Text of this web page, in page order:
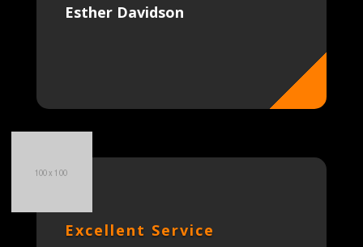
Esther Davidson
Excellent Service